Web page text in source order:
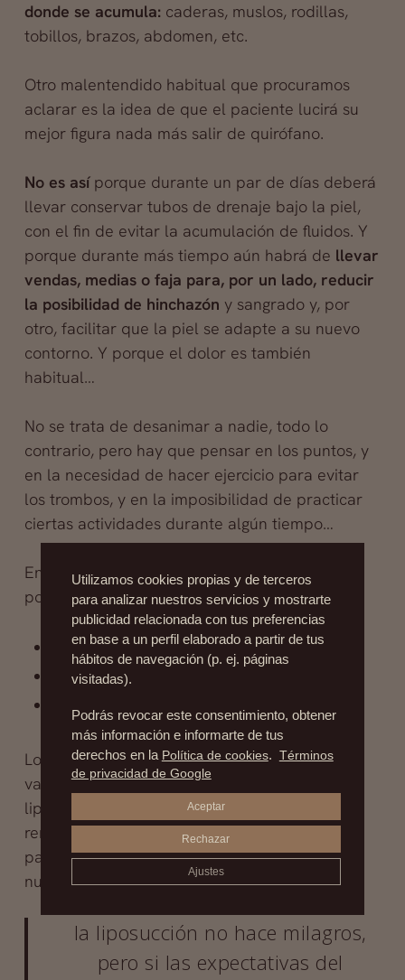
donde se acumula: caderas, muslos, rodillas,
tobillos, brazos, abdomen, etc.
Otro malentendido habitual que procuramos
aclarar es la idea de que el paciente lucirá su
mejor figura nada más salir de quirófano.
No es asíporque durante un par de días deberá
llevar conservar tubos de drenaje bajo la piel,
con el fin de evitar la acumulación de fluidos. Y
porque durante más tiempo aún habrá de llevar
vendas, medias o faja para, por un lado, reducir
la posibilidad de hinchazón y sangrado y, por
otro, facilitar que la piel se adapte a su nuevo
contorno. Y porque el dolor es también
habitual…
No se trata de desanimar a nadie, todo lo
contrario, pero hay que pensar en los puntos, y
en la necesidad de hacer ejercicio para evitar
los trombos, y en la imposibilidad de practicar
ciertas actividades durante algún tiempo…
En fin, una cirugía es una cirugía, el
postoperatorio es:
Inflamación de la zona
Hematomas
molestias leves
Lo importante es que pasados unos días, que
varían en función de la extensión de la
liposucción, los hematomas y la hinchazón irán
remitiendo, los puntos serán retirados; y
pasadas unas semanas, el cuerpo mostrará su
nueva silueta. Importante:
la liposucción no hace milagros,
pero si las expectativas del
Utilizamos cookies propias y de terceros
para analizar nuestros servicios y mostrarte
publicidad relacionada con tus preferencias
en base a un perfil elaborado a partir de tus
hábitos de navegación (p. ej. páginas
visitadas).
Podrás revocar este consentimiento, obtener
más información e informarte de tus
derechos en la Política de cookies. Términos
de privacidad de Google
Aceptar
Rechazar
Ajustes